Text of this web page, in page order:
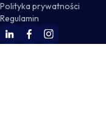
Polityka prywatności
Regulamin
WSKZ Linkedin
WSKZ Facebook
WSKZ Instagram